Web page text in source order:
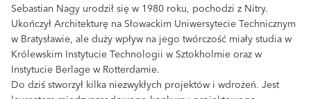
Sebastian Nagy urodził się w 1980 roku, pochodzi z Nitry.
Ukończył Architekturę na Słowackim Uniwersytecie Technicznym
w Bratysławie, ale duży wpływ na jego twórczość miały studia w
Królewskim Instytucie Technologii w Sztokholmie oraz w
Instytucie Berlage w Rotterdamie.
Do dziś stworzył kilka niezwykłych projektów i wdrożeń. Jest